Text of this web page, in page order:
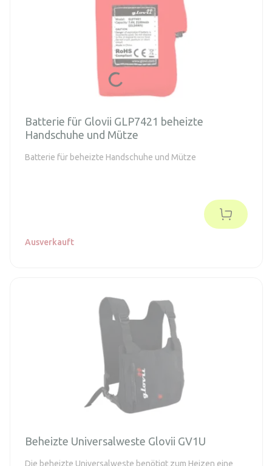
Batterie für Glovii GLP7421 beheizte
Handschuhe und Mütze
Batterie für beheizte Handschuhe und Mütze
Ausverkauft
Beheizte Universalweste Glovii GV1U
Die beheizte Universalweste benötigt zum Heizen eine